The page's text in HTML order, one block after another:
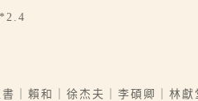
｜賴和｜徐杰夫｜李碩卿｜林